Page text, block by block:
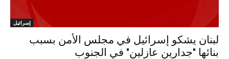
إسرائيل
لبنان يشكو إسرائيل في مجلس الأمن بسبب
بنائها "جدارين عازلين" في الجنوب